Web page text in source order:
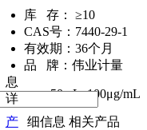
库 存：
≥10
CAS号： 7440-29-1
有效期： 36个月
品 牌： 伟业计量
50mL,100μg/mL
产
息
详
细信息 相关产品